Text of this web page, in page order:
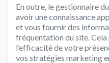
En outre, le gestionnaire
avoir une connaissance
et vous fournir des
fréquentation du site.
l’efficacité de votre
vos stratégies marketing